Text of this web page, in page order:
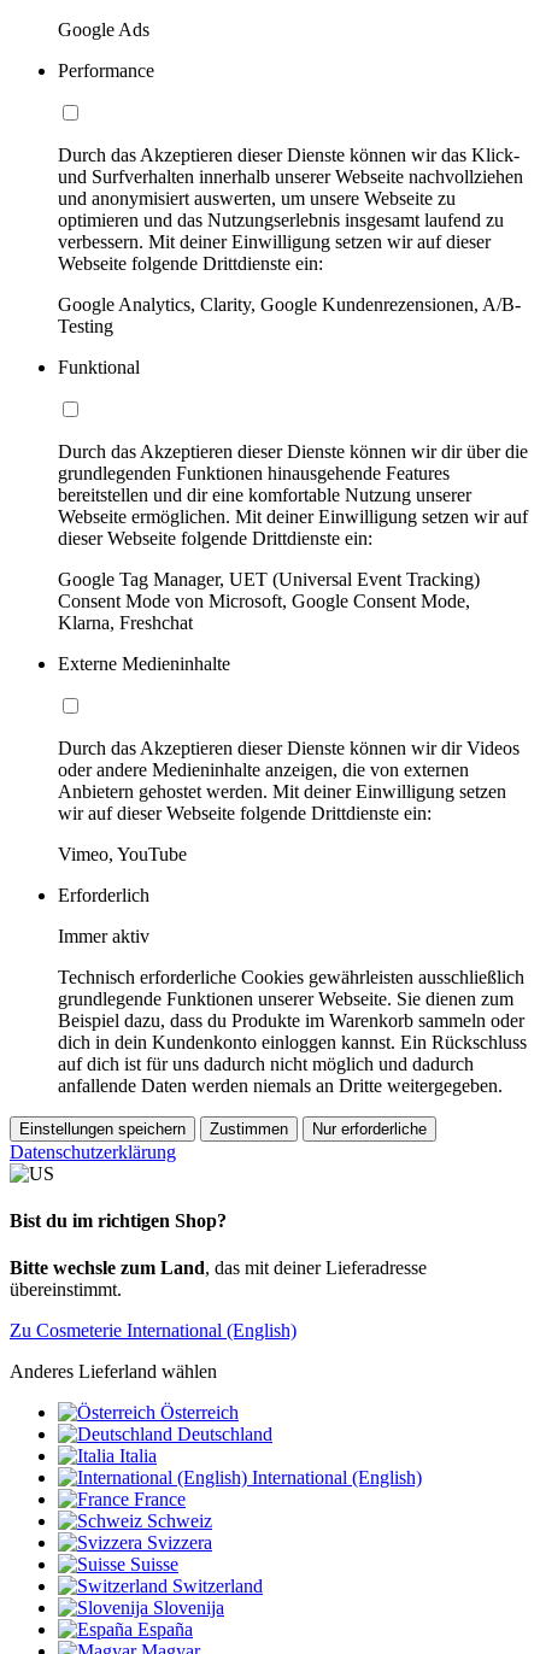
Google Ads
Performance
Durch das Akzeptieren dieser Dienste können wir das Klick-
und Surfverhalten innerhalb unserer Webseite nachvollziehen
und anonymisiert auswerten, um unsere Webseite zu
optimieren und das Nutzungserlebnis insgesamt laufend zu
verbessern. Mit deiner Einwilligung setzen wir auf dieser
Webseite folgende Drittdienste ein:
Google Analytics, Clarity, Google Kundenrezensionen, A/B-
Testing
Funktional
Durch das Akzeptieren dieser Dienste können wir dir über die
grundlegenden Funktionen hinausgehende Features
bereitstellen und dir eine komfortable Nutzung unserer
Webseite ermöglichen. Mit deiner Einwilligung setzen wir auf
dieser Webseite folgende Drittdienste ein:
Google Tag Manager, UET (Universal Event Tracking)
Consent Mode von Microsoft, Google Consent Mode,
Klarna, Freshchat
Externe Medieninhalte
Durch das Akzeptieren dieser Dienste können wir dir Videos
oder andere Medieninhalte anzeigen, die von externen
Anbietern gehostet werden. Mit deiner Einwilligung setzen
wir auf dieser Webseite folgende Drittdienste ein:
Vimeo, YouTube
Erforderlich
Immer aktiv
Technisch erforderliche Cookies gewährleisten ausschließlich
grundlegende Funktionen unserer Webseite. Sie dienen zum
Beispiel dazu, dass du Produkte im Warenkorb sammeln oder
dich in dein Kundenkonto einloggen kannst. Ein Rückschluss
auf dich ist für uns dadurch nicht möglich und dadurch
anfallende Daten werden niemals an Dritte weitergegeben.
Einstellungen speichern Zustimmen Nur erforderliche
Datenschutzerklärung
Bist du im richtigen Shop?
Bitte wechsle zum Land, das mit deiner Lieferadresse
übereinstimmt.
Zu Cosmeterie International (English)
Anderes Lieferland wählen
Österreich
Deutschland
Italia
International (English)
France
Schweiz
Svizzera
Suisse
Switzerland
Slovenija
España